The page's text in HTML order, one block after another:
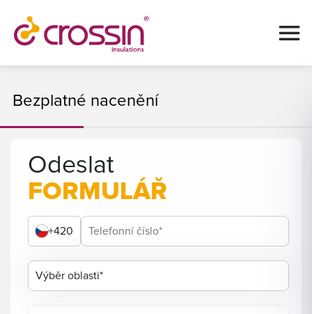
Bezplatné nacenění
Odeslat
FORMULÁŘ
+420
Výběr oblasti*